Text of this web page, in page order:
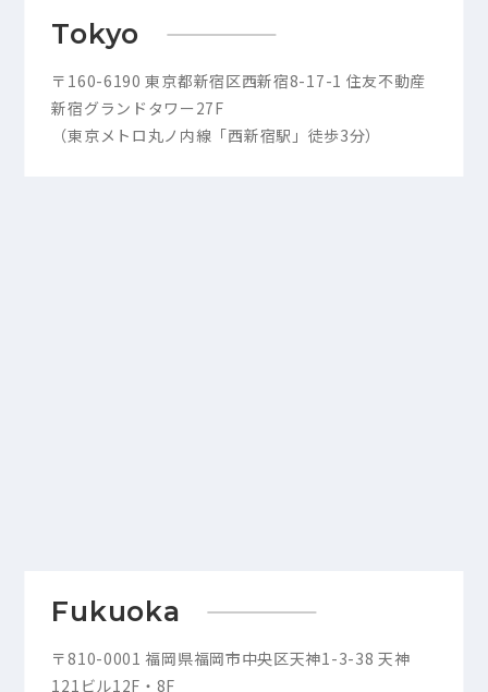
Tokyo
〒160-6190 東京都新宿区西新宿8-17-1 住友不動産
新宿グランドタワー27F
（東京メトロ丸ノ内線「西新宿駅」徒歩3分）
Fukuoka
〒810-0001 福岡県福岡市中央区天神1-3-38 天神
121ビル12F・8F